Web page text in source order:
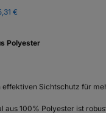
€
Polyester
effektiven Sichtschutz für
aus 100% Polyester ist